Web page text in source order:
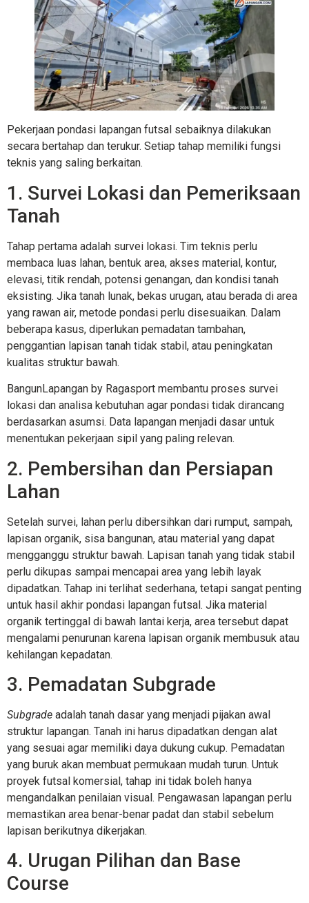
Pekerjaan pondasi lapangan futsal sebaiknya dilakukan
secara bertahap dan terukur. Setiap tahap memiliki fungsi
teknis yang saling berkaitan.
1. Survei Lokasi dan Pemeriksaan
Tanah
Tahap pertama adalah survei lokasi. Tim teknis perlu
membaca luas lahan, bentuk area, akses material, kontur,
elevasi, titik rendah, potensi genangan, dan kondisi tanah
eksisting. Jika tanah lunak, bekas urugan, atau berada di area
yang rawan air, metode pondasi perlu disesuaikan. Dalam
beberapa kasus, diperlukan pemadatan tambahan,
penggantian lapisan tanah tidak stabil, atau peningkatan
kualitas struktur bawah.
BangunLapangan by Ragasport membantu proses survei
lokasi dan analisa kebutuhan agar pondasi tidak dirancang
berdasarkan asumsi. Data lapangan menjadi dasar untuk
menentukan pekerjaan sipil yang paling relevan.
2. Pembersihan dan Persiapan
Lahan
Setelah survei, lahan perlu dibersihkan dari rumput, sampah,
lapisan organik, sisa bangunan, atau material yang dapat
mengganggu struktur bawah. Lapisan tanah yang tidak stabil
perlu dikupas sampai mencapai area yang lebih layak
dipadatkan. Tahap ini terlihat sederhana, tetapi sangat penting
untuk hasil akhir pondasi lapangan futsal. Jika material
organik tertinggal di bawah lantai kerja, area tersebut dapat
mengalami penurunan karena lapisan organik membusuk atau
kehilangan kepadatan.
3. Pemadatan Subgrade
Subgrade adalah tanah dasar yang menjadi pijakan awal
struktur lapangan. Tanah ini harus dipadatkan dengan alat
yang sesuai agar memiliki daya dukung cukup. Pemadatan
yang buruk akan membuat permukaan mudah turun. Untuk
proyek futsal komersial, tahap ini tidak boleh hanya
mengandalkan penilaian visual. Pengawasan lapangan perlu
memastikan area benar-benar padat dan stabil sebelum
lapisan berikutnya dikerjakan.
4. Urugan Pilihan dan Base
Course